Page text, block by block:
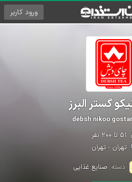
ورود کاربر
گستر البرز
debsh nikoo
تهران - تهران
دسته:صنایع غذایی